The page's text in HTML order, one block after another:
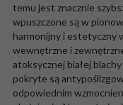
temu jest znacznie
wpuszczone są w
harmonijny i estetyczny
wewnętrzne i
atoksycznej białej
pokryte są
odpowiednim